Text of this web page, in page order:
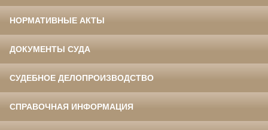
НОРМАТИВНЫЕ АКТЫ
ДОКУМЕНТЫ СУДА
СУДЕБНОЕ ДЕЛОПРОИЗВОДСТВО
СПРАВОЧНАЯ ИНФОРМАЦИЯ